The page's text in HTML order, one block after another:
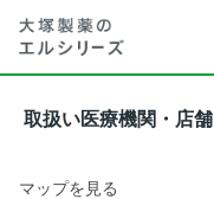
取扱い医療機関・店舗
マップを見る